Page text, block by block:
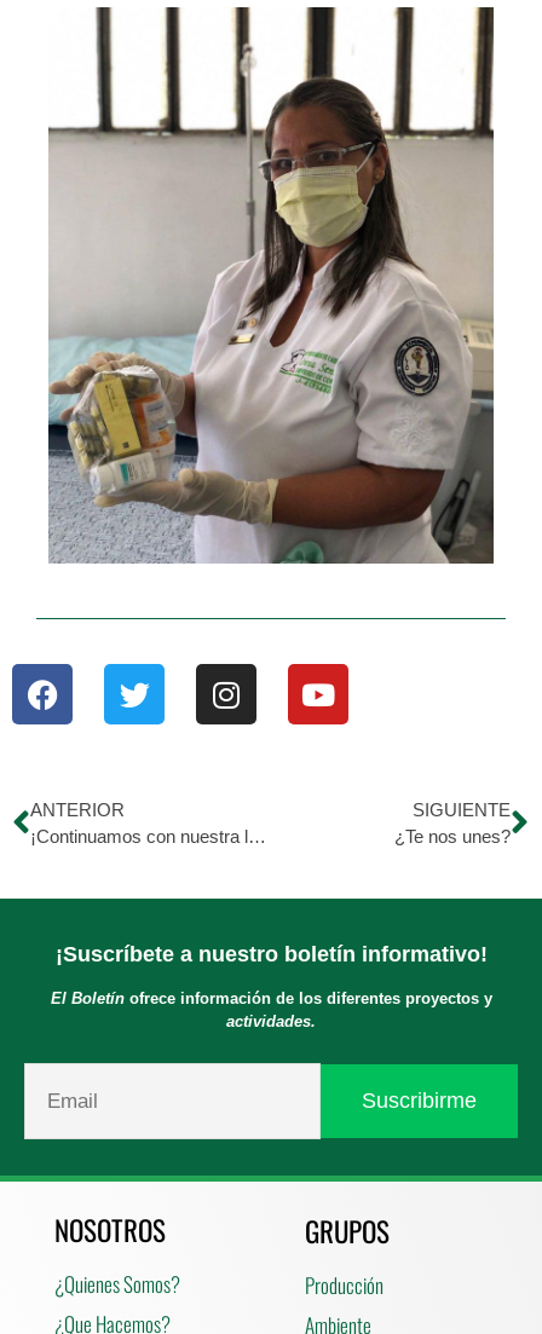
ANTERIOR
¡Continuamos con nuestra labor de salvar vidas!
SIGUIENTE
¿Te nos unes?
¡Suscríbete a nuestro boletín informativo!
El Boletínofrece información de los diferentes proyectos y
actividades.
NOSOTROS
¿Quienes Somos?
¿Que Hacemos?
GRUPOS
Producción
Ambiente